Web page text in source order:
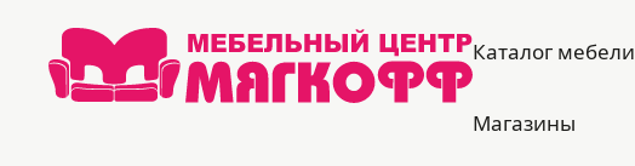
Каталог мебели
Магазины